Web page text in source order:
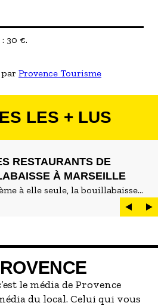
30 €.
Provence Tourisme
LES + LUS
RESTAURANTS DE
À MARSEILLE
à elle seule, la bouillabaisse
marseillais par excellence. On
vite être submergé·e par la
le média de Provence
du local. Celui qui vous